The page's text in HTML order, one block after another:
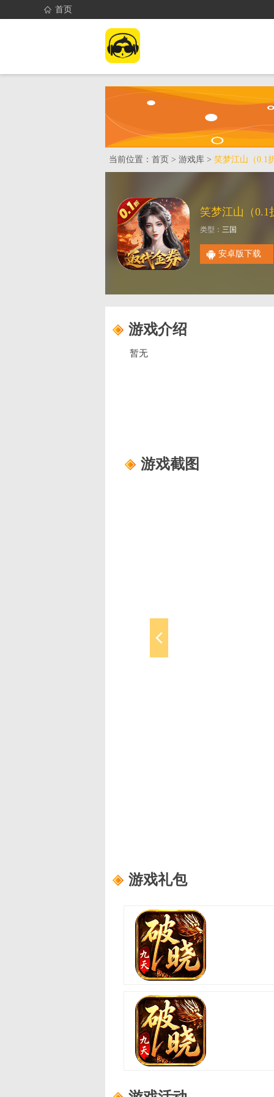
首页
首页 找游戏
当前位置： 首页 > 游戏库 > 笑梦江山（0.1
类型： 三国
安卓版下载
游戏介绍
暂无
游戏截图
游戏礼包
适用范围：新手礼包4
礼包内容：轮回之书*10,功勋证明